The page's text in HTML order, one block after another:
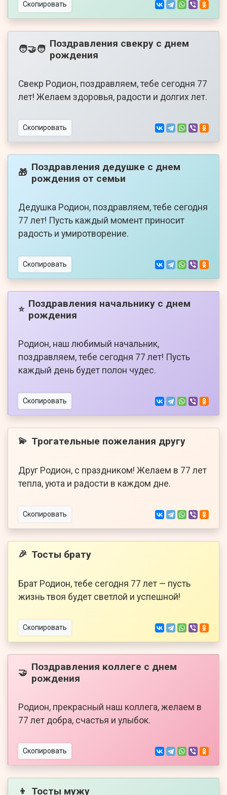
Скопировать
🧑‍🤝‍🧑 Поздравления свекру с днем
рождения
Свекр Родион, поздравляем, тебе сегодня 77
лет! Желаем здоровья, радости и долгих лет.
Скопировать
🎁 Поздравления дедушке с днем
рождения от семьи
Дедушка Родион, поздравляем, тебе сегодня
77 лет! Пусть каждый момент приносит
радость и умиротворение.
Скопировать
⭐ Поздравления начальнику с днем
рождения
Родион, наш любимый начальник,
поздравляем, тебе сегодня 77 лет! Пусть
каждый день будет полон чудес.
Скопировать
💫 Трогательные пожелания другу
Друг Родион, с праздником! Желаем в 77 лет
тепла, уюта и радости в каждом дне.
Скопировать
🎉 Тосты брату
Брат Родион, тебе сегодня 77 лет — пусть
жизнь твоя будет светлой и успешной!
Скопировать
🤝 Поздравления коллеге с днем
рождения
Родион, прекрасный наш коллега, желаем в
77 лет добра, счастья и улыбок.
Скопировать
👦 Тосты мужу